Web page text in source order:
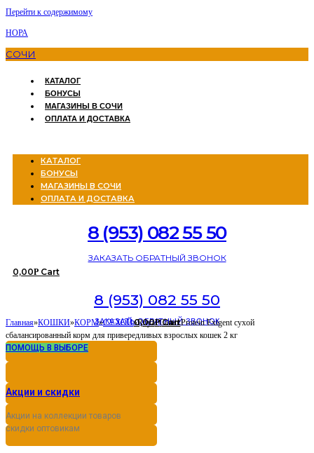
Перейти к содержимому
НОРА
СОЧИ
КАТАЛОГ
БОНУСЫ
МАГАЗИНЫ В СОЧИ
ОПЛАТА И ДОСТАВКА
КАТАЛОГ
БОНУСЫ
МАГАЗИНЫ В СОЧИ
ОПЛАТА И ДОСТАВКА
8 (953) 082 55 50
ЗАКАЗАТЬ ОБРАТНЫЙ ЗВОНОК
0,00Р Cart
8 (953) 082 55 50
ЗАКАЗАТЬ ОБРАТНЫЙ ЗВОНОК
0,00Р Cart
Главная»КОШКИ»КОРМ»СУХОЙ»Royal Canin Protein Exigent сухой
сбалансированный корм для привередливых взрослых кошек 2 кг
ПОМОЩЬ В ВЫБОРЕ
Акции и скидки
Акции на коллекции товаров
скидки оптовикам